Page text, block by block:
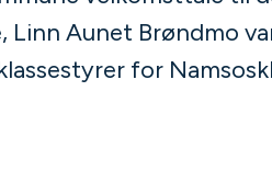
Linn Aunet Brøndmo
for